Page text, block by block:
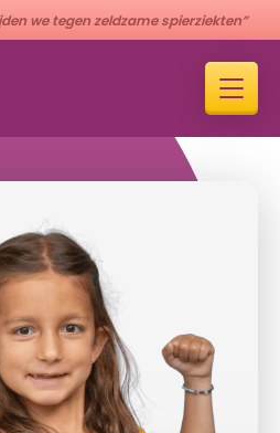
we tegen zeldzame spierziekten”